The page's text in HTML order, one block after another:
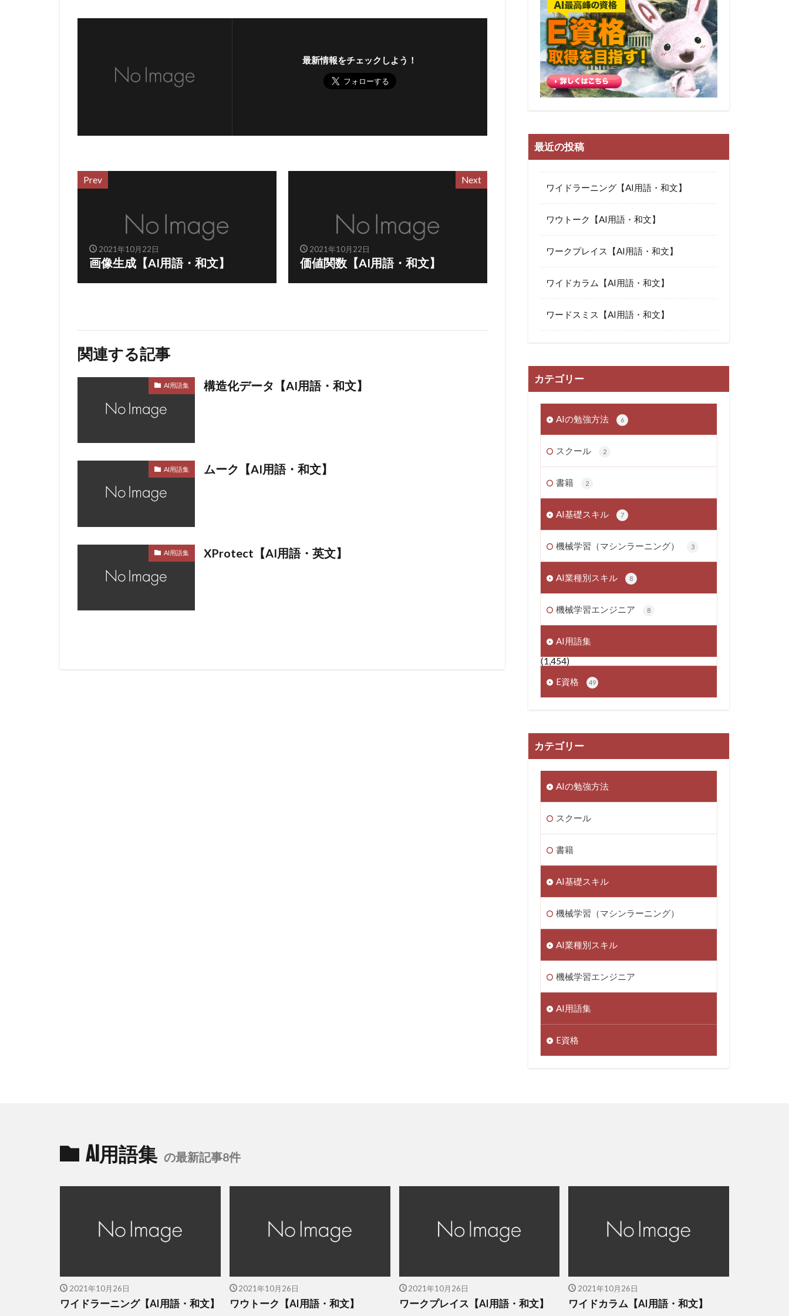
最新情報をチェックしよう！
Prev
2021年10月22日
画像生成【AI用語・和文】
Next
2021年10月22日
価値関数【AI用語・和文】
関連する記事
AI用語集 構造化データ【AI用語・和文】
AI用語集 ムーク【AI用語・和文】
AI用語集 XProtect【AI用語・英文】
最近の投稿
ワイドラーニング【AI用語・和文】
ワウトーク【AI用語・和文】
ワークプレイス【AI用語・和文】
ワイドカラム【AI用語・和文】
ワードスミス【AI用語・和文】
カテゴリー
AIの勉強方法 6
スクール 2
書籍 2
AI基礎スキル 7
機械学習（マシンラーニング） 3
AI業種別スキル 8
機械学習エンジニア 8
AI用語集
(1,454)
E資格
49
カテゴリー
AIの勉強方法
スクール
書籍
AI基礎スキル
機械学習（マシンラーニング）
AI業種別スキル
機械学習エンジニア
AI用語集
E資格
AI用語集 の最新記事8件
2021年10月26日
ワイドラーニング【AI用語・和文】
2021年10月26日
ワウトーク【AI用語・和文】
2021年10月26日
ワークプレイス【AI用語・和文】
2021年10月26日
ワイドカラム【AI用語・和文】